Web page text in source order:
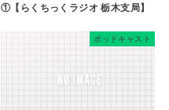
①【らくちっくラジオ 栃木支局】
ポッドキャスト